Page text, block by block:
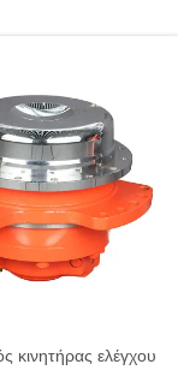
κινητήρας ελέγχου